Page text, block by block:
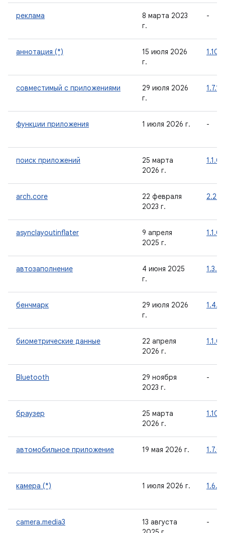
реклама
8 марта 2023
г.
-
аннотация (*)
15 июля 2026
г.
совместимый с приложениями
29 июля 2026
г.
1.7.1
функции приложения 1 июля 2026 г. -
поиск приложений
25 марта
2026 г.
1.1.0
arch.core
22 февраля
2023 г.
2.2.0
asynclayoutinflater
9 апреля
2025 г.
1.1.0
автозаполнение
4 июня 2025
г.
1.3.0
бенчмарк
29 июля 2026
г.
1.4.1
биометрические данные
22 апреля
2026 г.
1.1.0
Bluetooth
29 ноября
2023 г.
-
браузер
25 марта
2026 г.
автомобильное приложение 19 мая 2026 г. 1.7.0
камера (*) 1 июля 2026 г. 1.6.1
camera.media3
13 августа
-